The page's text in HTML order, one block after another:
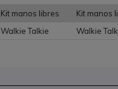
Kit manos libres Kit manos
Walkie Talkie Walkie